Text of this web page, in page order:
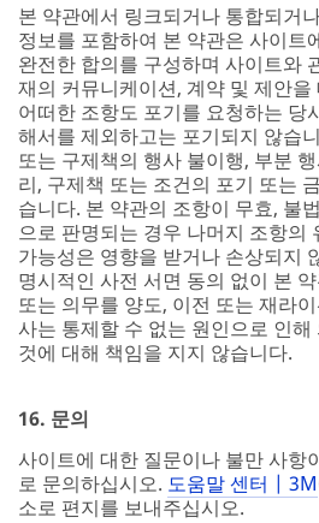
본 약관에서 링크되거나 통합되거
정보를 포함하여 본 약관은 사이트
완전한 합의를 구성하며 사이트와
재의 커뮤니케이션, 계약 및 제안을
어떠한 조항도 포기를 요청하는 당
해서를 제외하고는 포기되지 않습
또는 구제책의 행사 불이행, 부분
리, 구제책 또는 조건의 포기 또는
습니다. 본 약관의 조항이 무효, 불
으로 판명되는 경우 나머지 조항의
가능성은 영향을 받거나 손상되지
명시적인 사전 서면 동의 없이 본
또는 의무를 양도, 이전 또는 재라
사는 통제할 수 없는 원인으로 인
것에 대해 책임을 지지 않습니다.
16. 문의
사이트에 대한 질문이나 불만 사항
로 문의하십시오. 도움말 센터 | 3M
소로 편지를 보내주십시오.